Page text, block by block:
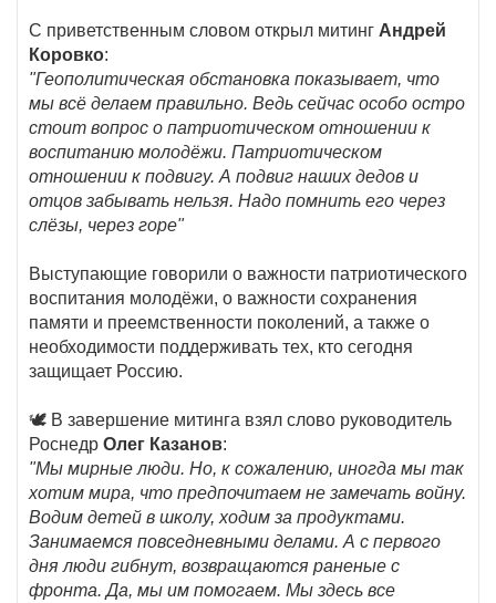
С приветственным словом открыл митинг Андрей
Коровко:
"Геополитическая обстановка показывает, что
мы всё делаем правильно. Ведь сейчас особо остро
стоит вопрос о патриотическом отношении к
воспитанию молодёжи. Патриотическом
отношении к подвигу. А подвиг наших дедов и
отцов забывать нельзя. Надо помнить его через
слёзы, через горе"
Выступающие говорили о важности патриотического
воспитания молодёжи, о важности сохранения
памяти и преемственности поколений, а также о
необходимости поддерживать тех, кто сегодня
защищает Россию.
🕊 В завершение митинга взял слово руководитель
Роснедр Олег Казанов:
"Мы мирные люди. Но, к сожалению, иногда мы так
хотим мира, что предпочитаем не замечать войну.
Водим детей в школу, ходим за продуктами.
Занимаемся повседневными делами. А с первого
дня люди гибнут, возвращаются раненые с
фронта. Да, мы им помогаем. Мы здесь все